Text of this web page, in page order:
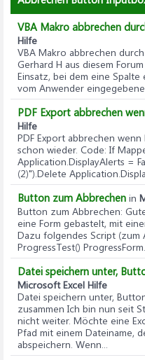
VBA Makro abbrechen
Hilfe
VBA Makro abbrechen
Gerhard H aus diesem
Einsatz, bei dem eine
vom Anwender
PDF Export abbrechen
Hilfe
PDF Export abbrechen
schon wieder. Code: If
Application.DisplayAlerts =
(2)").Delete
Button zum Abbrechen in
Button zum Abbrechen:
eine Form gebastelt, mit
Dazu folgendes Script (zum
ProgressTest()
Datei speichern unter,
Microsoft Excel Hilfe
Datei speichern unter,
zusammen Ich bin nun seit
nicht weiter. Möchte eine
Pfad mit einem Dateiname,
abspeichern. Wenn...